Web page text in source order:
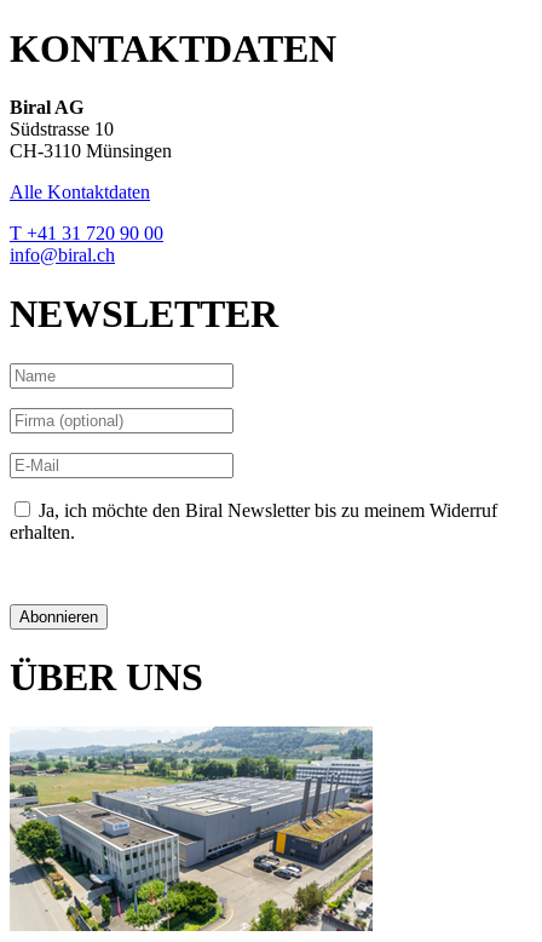
KONTAKTDATEN
Biral AG
Südstrasse 10
CH-3110 Münsingen
Alle Kontaktdaten
T +41 31 720 90 00
info@biral.ch
NEWSLETTER
Ja, ich möchte den Biral Newsletter bis zu meinem Widerruf
erhalten.
Abonnieren
ÜBER UNS